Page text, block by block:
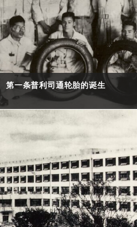
第一条普利司通轮胎的诞生